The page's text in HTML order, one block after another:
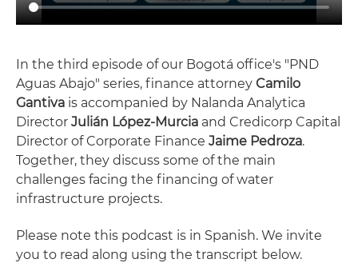
In the third episode of our Bogotá office's "PND
Aguas Abajo" series, finance attorney Camilo
Gantiva is accompanied by Nalanda Analytica
Director Julián López-Murcia and Credicorp Capital
Director of Corporate Finance Jaime Pedroza.
Together, they discuss some of the main
challenges facing the financing of water
infrastructure projects.
Please note this podcast is in Spanish. We invite
you to read along using the transcript below.